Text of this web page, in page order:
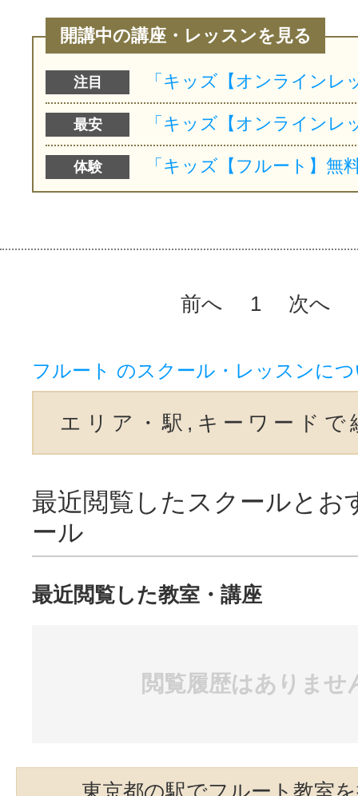
開講中の講座・レッスンを見る
注目
最安
体験
前へ 1 次へ
フルート のスクール・レッスンに
エリア・駅,キーワードで
最近閲覧したスクールとお
ール
最近閲覧した教室・講座
閲覧履歴はありませ
東京都の駅でフルート教室